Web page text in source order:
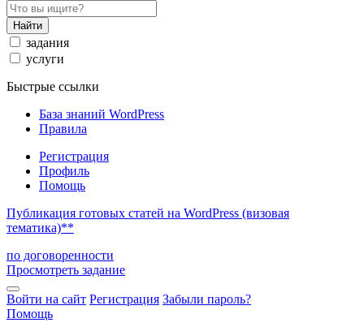
Найти
задания
услуги
Быстрые ссылки
База знаний WordPress
Правила
Регистрация
Профиль
Помощь
Публикация готовых статей на WordPress (визовая
тематика)**
по договоренности
Просмотреть задание
Войти на сайт Регистрация Забыли пароль?
Помощь